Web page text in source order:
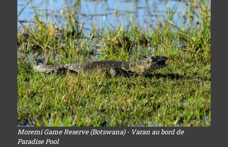
Moremi Game Reserve (Botswana) - Varan au bord de
Paradise Pool